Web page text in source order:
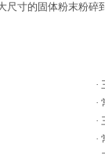
寸的固体粉末粉碎
·
·
·
·